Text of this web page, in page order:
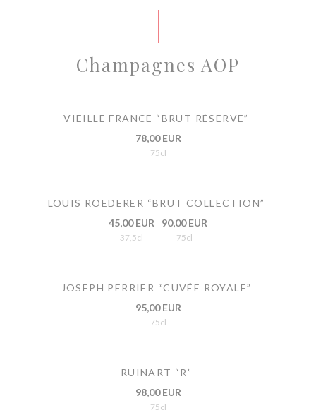
Champagnes AOP
VIEILLE FRANCE “BRUT RÉSERVE”
78,00 EUR
75cl
LOUIS ROEDERER “BRUT COLLECTION”
45,00 EUR
37,5cl
90,00 EUR
75cl
JOSEPH PERRIER “CUVÉE ROYALE”
95,00 EUR
75cl
RUINART “R”
98,00 EUR
75cl